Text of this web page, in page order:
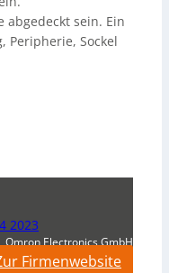
abgedeckt sein. Ein
Peripherie, Sockel
2023
Omron Electronics GmbH
Firmenwebsite